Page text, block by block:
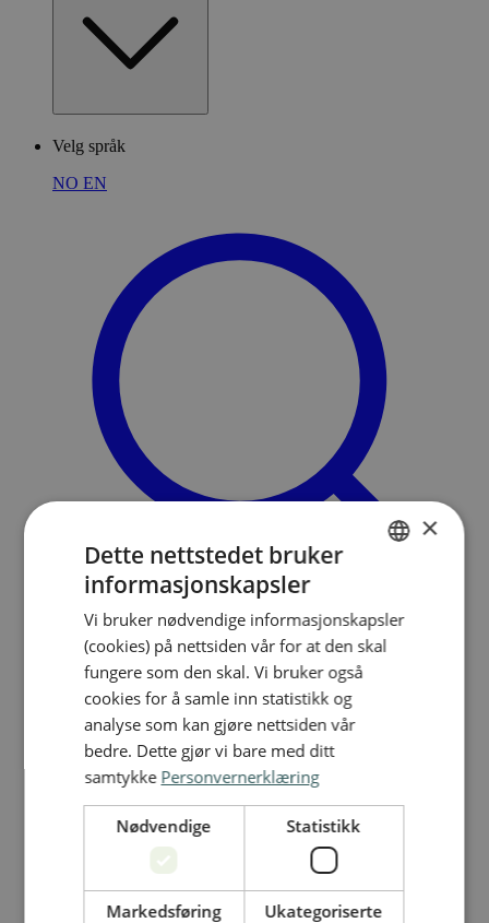
Velg språk
NO EN
Meny
ENGLISH
×
Dette nettstedet bruker
informasjonskapsler
Vi bruker nødvendige informasjonskapsler
(cookies) på nettsiden vår for at den skal
fungere som den skal. Vi bruker også
cookies for å samle inn statistikk og
analyse som kan gjøre nettsiden vår
bedre. Dette gjør vi bare med ditt
samtykke Personvernerklæring
Nødvendige Statistikk
Markedsføring Ukategoriserte